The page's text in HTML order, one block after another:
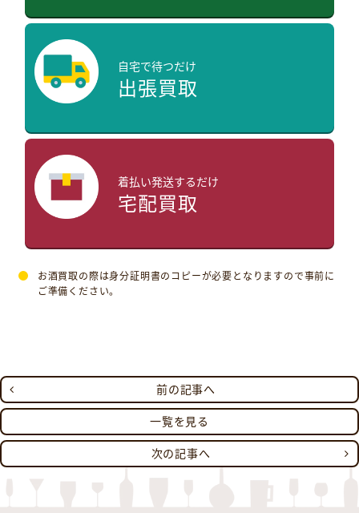
自宅で待つだけ
出張買取
着払い発送するだけ
宅配買取
お酒買取の際は身分証明書のコピーが必要となりますので事前に
ご準備ください。
前の記事へ
一覧を見る
次の記事へ